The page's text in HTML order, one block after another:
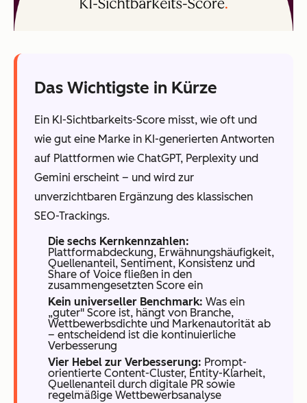
Das Wichtigste in Kürze
Ein KI-Sichtbarkeits-Score misst, wie oft und
wie gut eine Marke in KI-generierten Antworten
auf Plattformen wie ChatGPT, Perplexity und
Gemini erscheint – und wird zur
unverzichtbaren Ergänzung des klassischen
SEO-Trackings.
Die sechs Kernkennzahlen:
Plattformabdeckung, Erwähnungshäufigkeit,
Quellenanteil, Sentiment, Konsistenz und
Share of Voice fließen in den
zusammengesetzten Score ein
Kein universeller Benchmark: Was ein
„guter" Score ist, hängt von Branche,
Wettbewerbsdichte und Markenautorität ab
– entscheidend ist die kontinuierliche
Verbesserung
Vier Hebel zur Verbesserung: Prompt-
orientierte Content-Cluster, Entity-Klarheit,
Quellenanteil durch digitale PR sowie
regelmäßige Wettbewerbsanalyse